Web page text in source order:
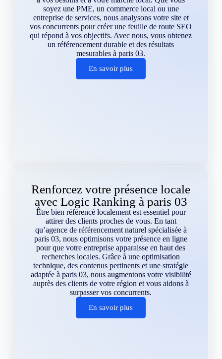
soyez une PME, un commerce local ou une
entreprise de services, nous analysons votre site et
vos concurrents pour créer une feuille de route SEO
qui répond à vos objectifs. Avec nous, vous obtenez
un référencement durable et des résultats
mesurables à paris 03.
En savoir plus
Renforcez votre présence locale
avec Logic Ranking à paris 03
Être bien référencé localement est essentiel pour
attirer des clients proches de vous. En tant
qu’agence de référencement naturel spécialisée à
paris 03, nous optimisons votre présence en ligne
pour que votre entreprise apparaisse en haut des
recherches locales. Grâce à une optimisation
technique, des contenus pertinents et une stratégie
adaptée à paris 03, nous augmentons votre visibilité
auprès des clients de votre région et vous aidons à
surpasser vos concurrents.
En savoir plus